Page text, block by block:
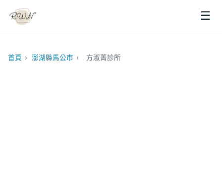
☰
首頁 › 澎湖縣馬公市 › 方淑菁診所